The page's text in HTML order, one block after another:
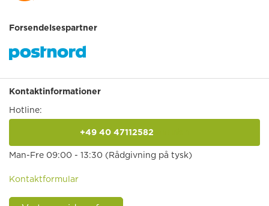
Forsendelsespartner
Kontaktinformationer
Hotline:
+49 40 47112582
Man-Fre 09:00 - 13:30 (Rådgivning på tysk)
Kontaktformular